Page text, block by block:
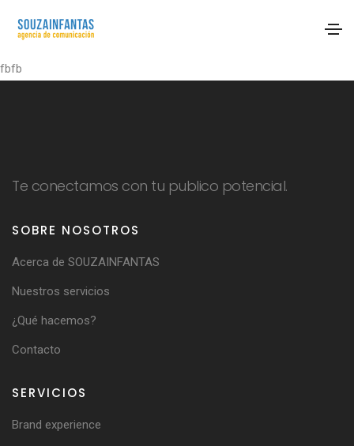
fbfb
Te conectamos con tu publico potencial.
SOBRE NOSOTROS
Acerca de SOUZAINFANTAS
Nuestros servicios
¿Qué hacemos?
Contacto
SERVICIOS
Brand experience